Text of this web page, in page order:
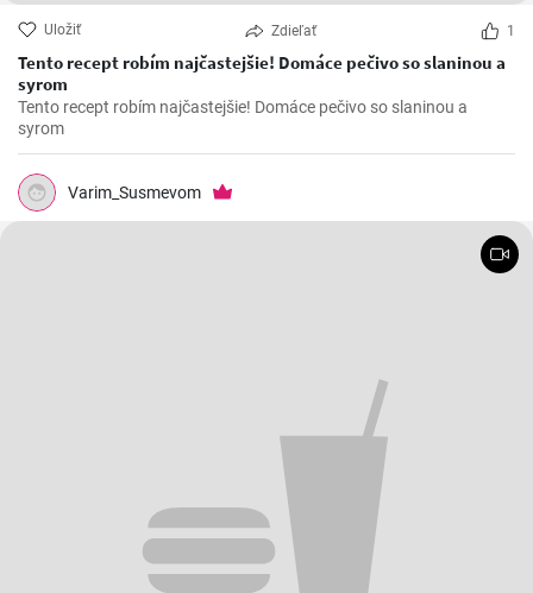
Uložiť Zdieľať 1
Tento recept robím najčastejšie! Domáce pečivo so slaninou a
syrom
Tento recept robím najčastejšie! Domáce pečivo so slaninou a
syrom
Varim_Susmevom